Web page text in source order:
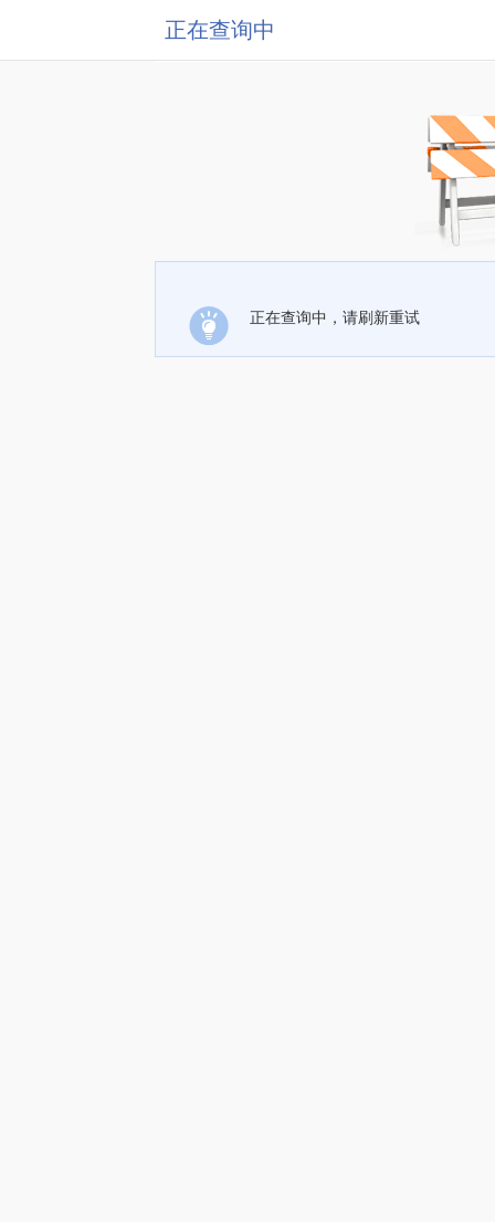
正在查询中
正在查询中，请刷新重试